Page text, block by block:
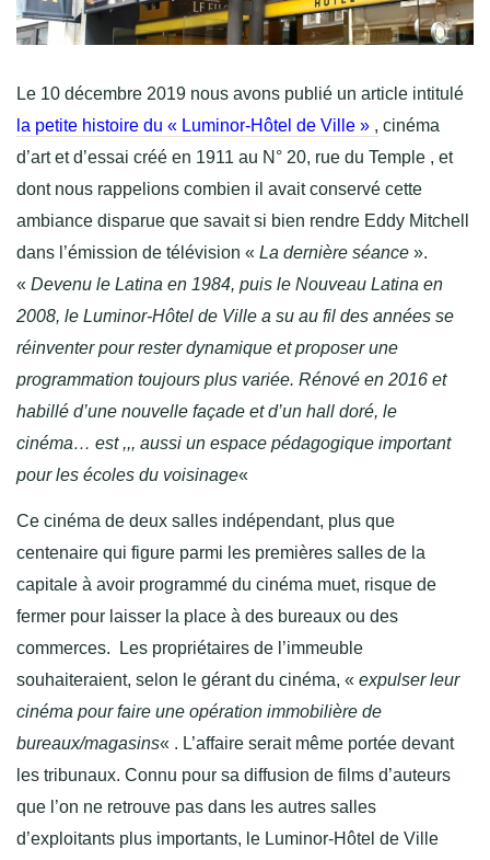
Le 10 décembre 2019 nous avons publié un article intitulé
la petite histoire du « Luminor-Hôtel de Ville » , cinéma
d’art et d’essai créé en 1911 au N° 20, rue du Temple , et
dont nous rappelions combien il avait conservé cette
ambiance disparue que savait si bien rendre Eddy Mitchell
dans l’émission de télévision « La dernière séance ».
« Devenu le Latina en 1984, puis le Nouveau Latina en
2008, le Luminor-Hôtel de Ville a su au fil des années se
réinventer pour rester dynamique et proposer une
programmation toujours plus variée. Rénové en 2016 et
habillé d’une nouvelle façade et d’un hall doré, le
cinéma… est ,,, aussi un espace pédagogique important
pour les écoles du voisinage«
Ce cinéma de deux salles indépendant, plus que
centenaire qui figure parmi les premières salles de la
capitale à avoir programmé du cinéma muet, risque de
fermer pour laisser la place à des bureaux ou des
commerces. Les propriétaires de l’immeuble
souhaiteraient, selon le gérant du cinéma, « expulser leur
cinéma pour faire une opération immobilière de
bureaux/magasins« . L’affaire serait même portée devant
les tribunaux. Connu pour sa diffusion de films d’auteurs
que l’on ne retrouve pas dans les autres salles
d’exploitants plus importants, le Luminor-Hôtel de Ville